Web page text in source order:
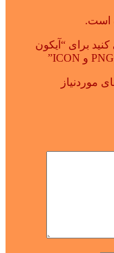
است.
برای “آیکون
موردنیاز